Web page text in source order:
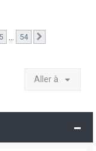
5 54
Aller à